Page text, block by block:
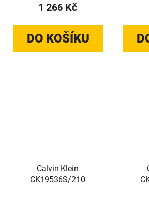
1 266 Kč
DO KOŠÍKU
Calvin Klein
CK19536S/210